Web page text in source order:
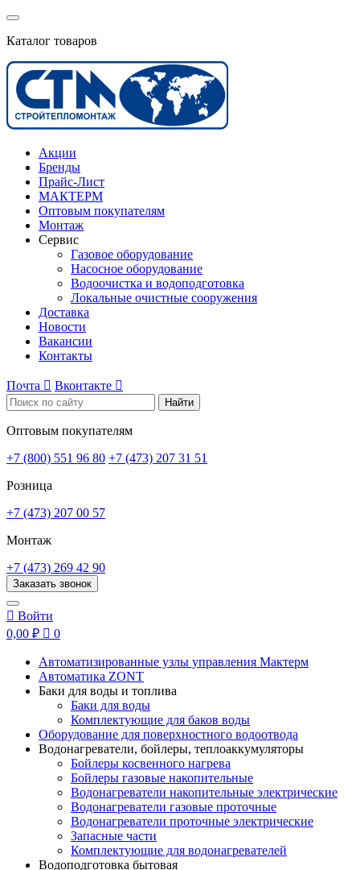
Каталог товаров
Акции
Бренды
Прайс-Лист
МАКТЕРМ
Оптовым покупателям
Монтаж
Сервис
Газовое оборудование
Насосное оборудование
Водоочистка и водоподготовка
Локальные очистные сооружения
Доставка
Новости
Вакансии
Контакты
Почта  Вконтакте 
Найти
Оптовым покупателям
+7 (800) 551 96 80 +7 (473) 207 31 51
Розница
+7 (473) 207 00 57
Монтаж
+7 (473) 269 42 90
Заказать звонок
 Войти
0,00 ₽  0
Автоматизированные узлы управления Мактерм
Автоматика ZONT
Баки для воды и топлива
Баки для воды
Комплектующие для баков воды
Оборудование для поверхностного водоотвода
Водонагреватели, бойлеры, теплоаккумуляторы
Бойлеры косвенного нагрева
Бойлеры газовые накопительные
Водонагреватели накопительные электрические
Водонагреватели газовые проточные
Водонагреватели проточные электрические
Запасные части
Комплектующие для водонагревателей
Водоподготовка бытовая